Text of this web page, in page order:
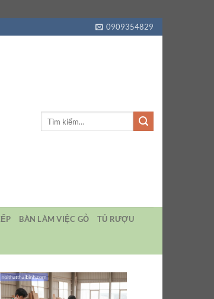
0909354829
BÀN LÀM VIỆC GỖ TỦ RƯỢU